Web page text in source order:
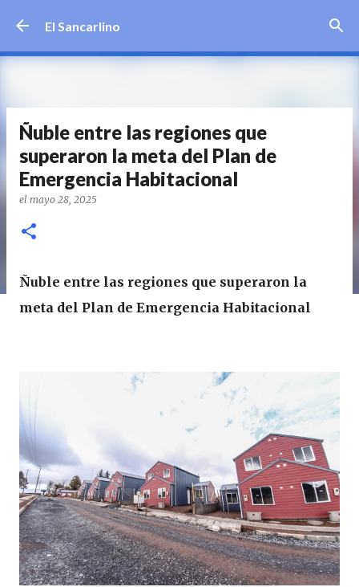
El Sancarlino
Ñuble entre las regiones que
superaron la meta del Plan de
Emergencia Habitacional
el mayo 28, 2025
Ñuble entre las regiones que superaron la
meta del Plan de Emergencia Habitacional